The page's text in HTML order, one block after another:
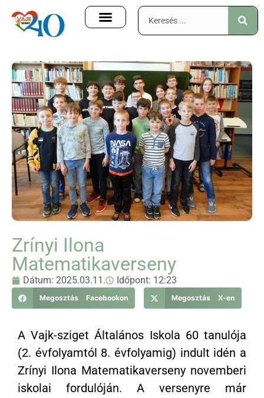
Zrínyi Ilona
Matematikaverseny
Dátum: 2025.03.11. Időpont: 12:23
Megosztás Facebookon Megosztás X-en
A Vajk-sziget Általános Iskola 60 tanulója
(2. évfolyamtól 8. évfolyamig) indult idén a
Zrínyi Ilona Matematikaverseny novemberi
iskolai fordulóján. A versenyre már